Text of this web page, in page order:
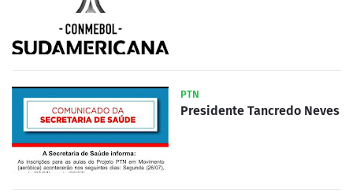
PTN
Presidente Tancredo Neves